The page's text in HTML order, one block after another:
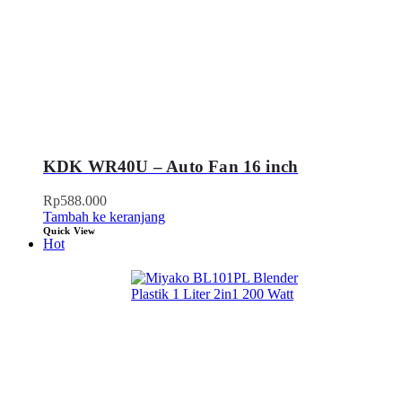
KDK WR40U – Auto Fan 16 inch
Rp588.000
Tambah ke keranjang
Quick View
Hot